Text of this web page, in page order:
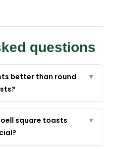
questions
better than round
▼
square toasts
▼